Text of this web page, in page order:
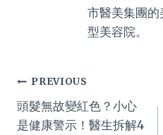
市醫美集團
型美容院。
Post
navigation
PREVIOUS
頭髮無故變紅色？小心
是健康警示！醫生拆解4